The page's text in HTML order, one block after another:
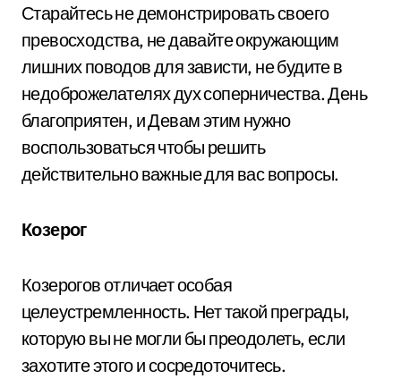
Старайтесь не демонстрировать своего
превосходства, не давайте окружающим
лишних поводов для зависти, не будите в
недоброжелателях дух соперничества. День
благоприятен, и Девам этим нужно
воспользоваться чтобы решить
действительно важные для вас вопросы.
Козерог
Козерогов отличает особая
целеустремленность. Нет такой преграды,
которую вы не могли бы преодолеть, если
захотите этого и сосредоточитесь.